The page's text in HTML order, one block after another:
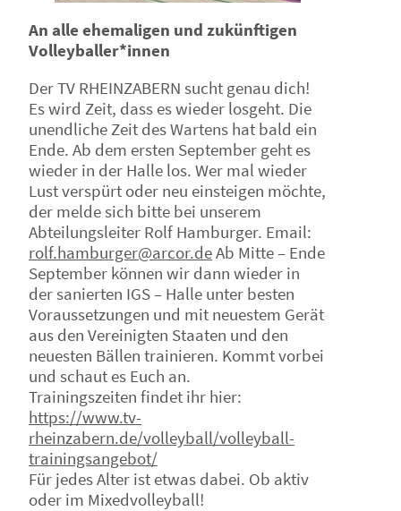
An alle ehemaligen und zukünftigen
Volleyballer*innen
Der TV RHEINZABERN sucht genau dich!
Es wird Zeit, dass es wieder losgeht. Die
unendliche Zeit des Wartens hat bald ein
Ende. Ab dem ersten September geht es
wieder in der Halle los. Wer mal wieder
Lust verspürt oder neu einsteigen möchte,
der melde sich bitte bei unserem
Abteilungsleiter Rolf Hamburger. Email:
rolf.hamburger@arcor.deAb Mitte – Ende
September können wir dann wieder in
der sanierten IGS – Halle unter besten
Voraussetzungen und mit neuestem Gerät
aus den Vereinigten Staaten und den
neuesten Bällen trainieren. Kommt vorbei
und schaut es Euch an.
Trainingszeiten findet ihr hier:
https://www.tv-
rheinzabern.de/volleyball/volleyball-
trainingsangebot/
Für jedes Alter ist etwas dabei. Ob aktiv
oder im Mixedvolleyball!